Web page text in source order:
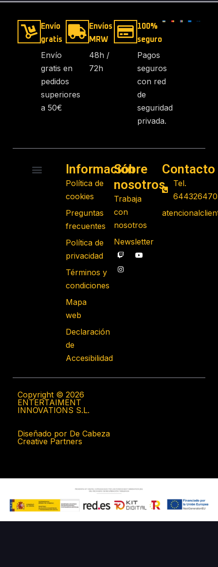
Envío
gratis
Envío
gratis en
pedidos
superiores
a 50€
Envíos
MRW
48h /
72h
100%
seguro
Pagos
seguros
con red
de
seguridad
privada.
Información
Política de
cookies
Preguntas
frecuentes
Política de
privacidad
Términos y
condiciones
Mapa
web
Declaración
de
Accesibilidad
Sobre
nosotros
Trabaja
con
nosotros
Newsletter
Contacto
Tel.
644326470
Copyright © 2026
ENTERTAIMENT
INNOVATIONS S.L.
Diseñado por De Cabeza
Creative Partners